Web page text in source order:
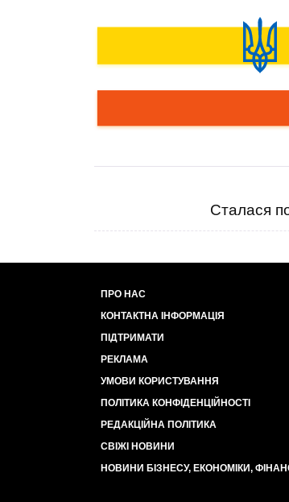
Сталася
ПРО НАС
КОНТАКТНА ІНФОРМАЦІЯ
ПІДТРИМАТИ
РЕКЛАМА
УМОВИ КОРИСТУВАННЯ
ПОЛІТИКА КОНФІДЕНЦІЙНОСТІ
РЕДАКЦІЙНА ПОЛІТИКА
СВІЖІ НОВИНИ
НОВИНИ БІЗНЕСУ, ЕКОНОМІКИ,